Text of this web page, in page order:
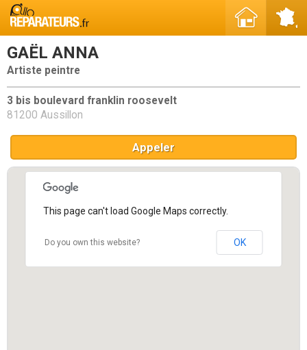
GAËL ANNA
Artiste peintre
3 bis boulevard franklin roosevelt
81200 Aussillon
Appeler
This page can't load Google Maps correctly.
Do you own this website? OK